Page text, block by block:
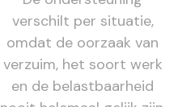
verschilt per situatie,
omdat de oorzaak van
verzuim, het soort werk
en de belastbaarheid